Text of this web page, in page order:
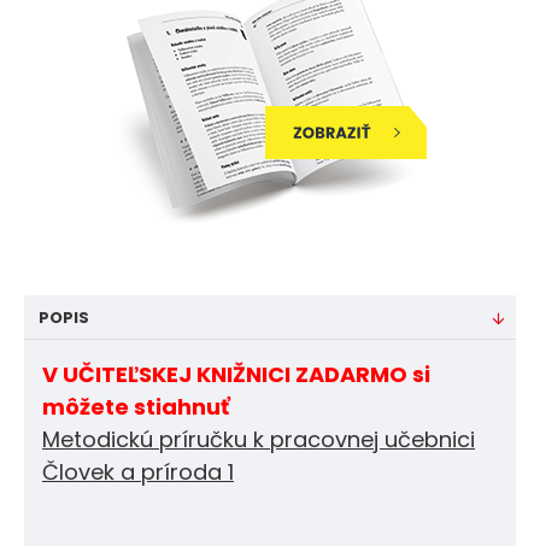
POPIS
V UČITEĽSKEJ KNIŽNICI ZADARMO si
môžete stiahnuť
Metodickú príručku k pracovnej učebnici
Človek a príroda 1